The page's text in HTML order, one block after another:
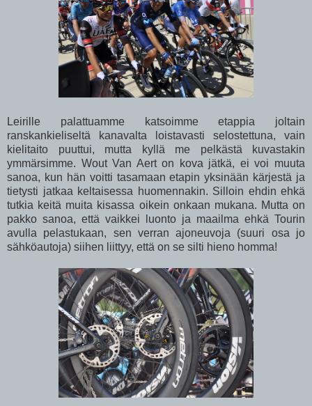
Leirille palattuamme katsoimme etappia joltain
ranskankieliseltä kanavalta loistavasti selostettuna, vain
kielitaito puuttui, mutta kyllä me pelkästä kuvastakin
ymmärsimme. Wout Van Aert on kova jätkä, ei voi muuta
sanoa, kun hän voitti tasamaan etapin yksinään kärjestä ja
tietysti jatkaa keltaisessa huomennakin. Silloin ehdin ehkä
tutkia keitä muita kisassa oikein onkaan mukana. Mutta on
pakko sanoa, että vaikkei luonto ja maailma ehkä Tourin
avulla pelastukaan, sen verran ajoneuvoja (suuri osa jo
sähköautoja) siihen liittyy, että on se silti hieno homma!